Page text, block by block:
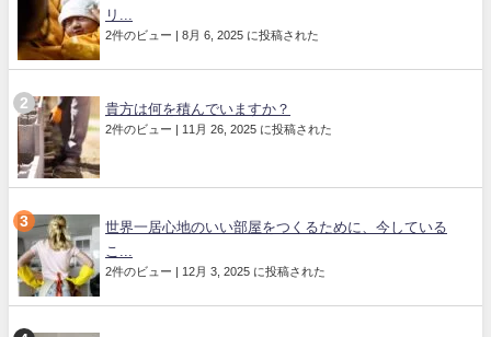
リ...
2件のビュー 8月 6, 2025 に投稿された
貴方は何を積んでいますか？
2件のビュー 11月 26, 2025 に投稿された
世界一居心地のいい部屋をつくるために、今している
こ...
2件のビュー 12月 3, 2025 に投稿された